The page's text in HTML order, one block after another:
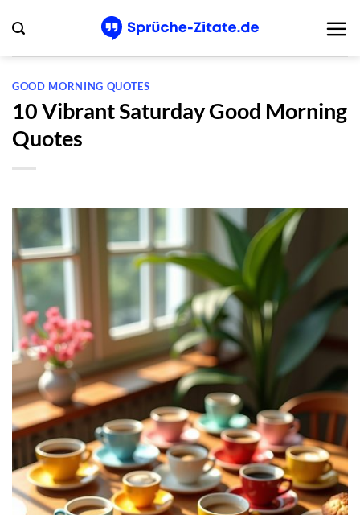
Inhalt
springen
GOOD MORNING QUOTES
10 Vibrant Saturday Good Morning
Quotes